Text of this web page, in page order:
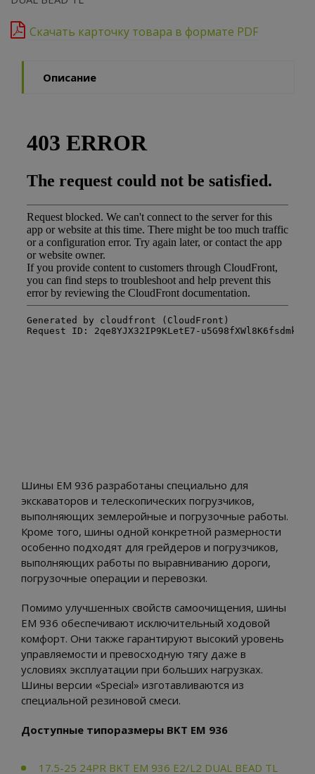
Скачать карточку товара в формате PDF
Описание
Шины EM 936 разработаны специально для
экскаваторов и телескопических погрузчиков,
выполняющих землеройные и погрузочные работы.
Кроме того, шины одной конкретной размерности
особенно подходят для грейдеров и погрузчиков,
выполняющих работы по выравниванию дороги,
погрузочные операции и перевозки.
Помимо улучшенных свойств самоочищения, шины
EM 936 обеспечивают исключительный ходовой
комфорт. Они также гарантируют высокий уровень
управляемости и превосходную тягу даже в
условиях эксплуатации при больших нагрузках.
Шины версии «Special» изготавливаются из
специальной резиновой смеси.
Доступные типоразмеры BKT EM 936
17.5-25 24PR BKT EM 936 E2/L2 DUAL BEAD TL